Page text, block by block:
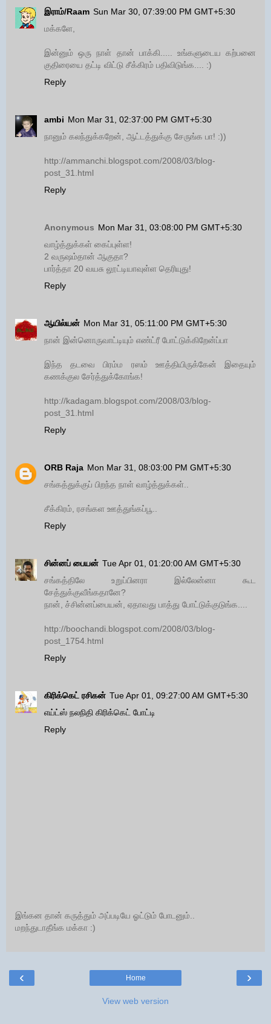
இராம்/Raam Sun Mar 30, 07:39:00 PM GMT+5:30
மக்களே,
இன்னும் ஒரு நாள் தான் பாக்கி..... உங்களுடைய கற்பனை
குதிரையை தட்டி விட்டு சீக்கிரம் பதிவிடுங்க.... :)
Reply
ambi Mon Mar 31, 02:37:00 PM GMT+5:30
நானும் கலந்துக்கறேன், ஆட்டத்துக்கு சேருங்க பா! :))
http://ammanchi.blogspot.com/2008/03/blog-
post_31.html
Reply
Anonymous Mon Mar 31, 03:08:00 PM GMT+5:30
வாழ்த்துக்கள் கைப்புள்ள!
2 வருஷம்தான் ஆகுதா?
பார்த்தா 20 வயசு லூட்டியாவுள்ள தெரியுது!
Reply
ஆயில்யன் Mon Mar 31, 05:11:00 PM GMT+5:30
நான் இன்னொருவாட்டியும் எண்ட்ரீ போட்டுக்கிறேன்ப்பா
இந்த தடவை பிரம்ம ரஸம் ஊத்தியிருக்கேன் இதையும்
கணக்குல சேர்த்துக்கோங்க!
http://kadagam.blogspot.com/2008/03/blog-
post_31.html
Reply
ORB Raja Mon Mar 31, 08:03:00 PM GMT+5:30
சங்கத்துக்குப் பிறந்த நாள் வாழ்த்துக்கள்..
சீக்கிரம், ரசங்கள ஊத்துங்கப்பூ..
Reply
சின்னப் பையன் Tue Apr 01, 01:20:00 AM GMT+5:30
சங்கத்திலே உறுப்பினரா இல்லேன்னா கூட
சேத்துக்குவீங்கதானே?
நான், ச்சின்னப்பையன், ஏதாவது பாத்து போட்டுக்குடுங்க....
http://boochandi.blogspot.com/2008/03/blog-
post_1754.html
Reply
கிரிக்கெட் ரசிகன் Tue Apr 01, 09:27:00 AM GMT+5:30
எய்ட்ஸ் நலநிதி கிரிக்கெட் போட்டி
Reply
இங்கன தான் கருத்தும் அப்படியே ஓட்டும் போடனும்..
மறந்துடாதீங்க மக்கா :)
‹ ›
Home
View web version